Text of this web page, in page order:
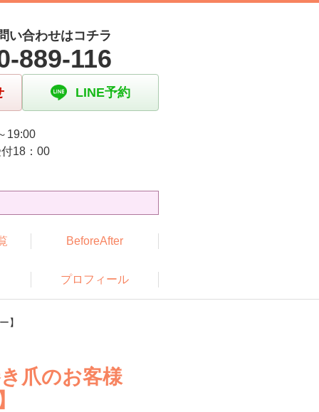
い合わせはコチラ
889-116
LINE予約
19:00
18：00
BeforeAfter
プロフィール
】
爪のお客様